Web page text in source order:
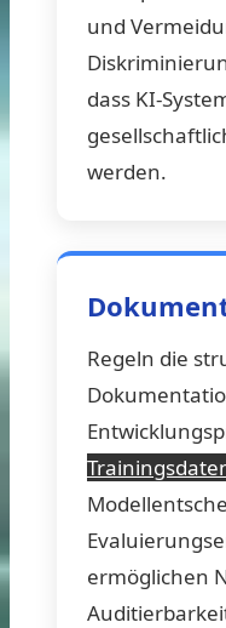
und
dass KI-
werden.
Regeln die
ermöglichen